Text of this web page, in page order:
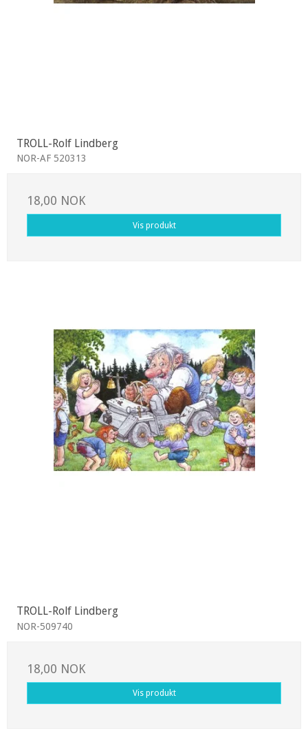
TROLL-Rolf Lindberg
NOR-AF 520313
18,00 NOK
Vis produkt
TROLL-Rolf Lindberg
NOR-509740
18,00 NOK
Vis produkt